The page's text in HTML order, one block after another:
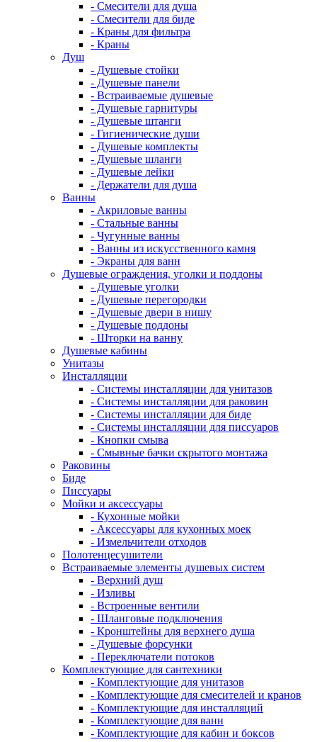
- Смесители для душа
- Смесители для биде
- Краны для фильтра
- Краны
Душ
- Душевые стойки
- Душевые панели
- Встраиваемые душевые
- Душевые гарнитуры
- Душевые штанги
- Гигиенические души
- Душевые комплекты
- Душевые шланги
- Душевые лейки
- Держатели для душа
Ванны
- Акриловые ванны
- Стальные ванны
- Чугунные ванны
- Ванны из искусственного камня
- Экраны для ванн
Душевые ограждения, уголки и поддоны
- Душевые уголки
- Душевые перегородки
- Душевые двери в нишу
- Душевые поддоны
- Шторки на ванну
Душевые кабины
Унитазы
Инсталляции
- Системы инсталляции для унитазов
- Системы инсталляции для раковин
- Системы инсталляции для биде
- Системы инсталляции для писсуаров
- Кнопки смыва
- Смывные бачки скрытого монтажа
Раковины
Биде
Писсуары
Мойки и аксессуары
- Кухонные мойки
- Аксессуары для кухонных моек
- Измельчители отходов
Полотенцесушители
Встраиваемые элементы душевых систем
- Верхний душ
- Изливы
- Встроенные вентили
- Шланговые подключения
- Кронштейны для верхнего душа
- Душевые форсунки
- Переключатели потоков
Комплектующие для сантехники
- Комплектующие для унитазов
- Комплектующие для смесителей и кранов
- Комплектующие для инсталляций
- Комплектующие для ванн
- Комплектующие для кабин и боксов